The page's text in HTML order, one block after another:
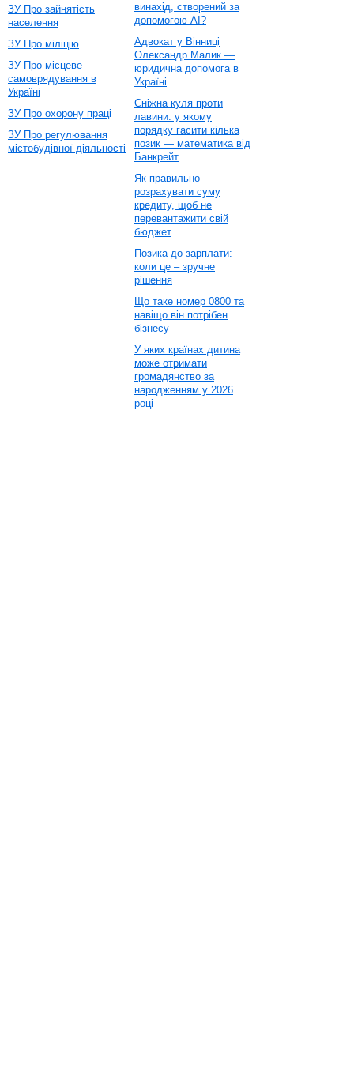
ЗУ Про зайнятість
населення
ЗУ Про міліцію
ЗУ Про місцеве
самоврядування в
Україні
ЗУ Про охорону праці
ЗУ Про регулювання
містобудівної діяльності
винахід, створений за
допомогою AI?
Адвокат у Вінниці
Олександр Малик —
юридична допомога в
Україні
Сніжна куля проти
лавини: у якому
порядку гасити кілька
позик — математика від
Банкрейт
Як правильно
розрахувати суму
кредиту, щоб не
перевантажити свій
бюджет
Позика до зарплати:
коли це – зручне
рішення
Що таке номер 0800 та
навіщо він потрібен
бізнесу
У яких країнах дитина
може отримати
громадянство за
народженням у 2026
році